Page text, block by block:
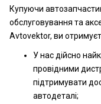
Купуючи
обслуговування та
Avtovektor, ви
У нас дійсно
провідними
підтримувати
автодеталі;